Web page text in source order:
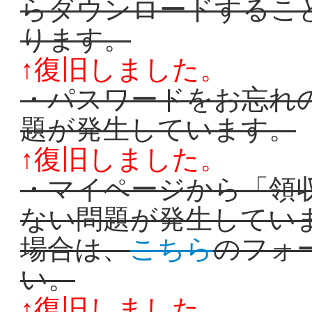
らダウンロードするこ
ります。
↑復旧しました。
・パスワードをお忘れ
題が発生しています。
↑復旧しました。
・マイページから「領
ない問題が発生してい
場合は、こちらのフォ
い。